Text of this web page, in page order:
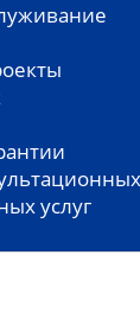
услуг